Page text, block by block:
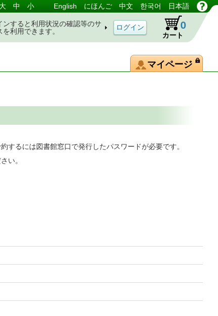
大 中 小 English にほんご 中文 한국어 日本語
ンすると利用状況の確認等のサ
を利用できます。
カート
0
マイページ
するには図書館窓口で発行したパスワードが必要です。
い。